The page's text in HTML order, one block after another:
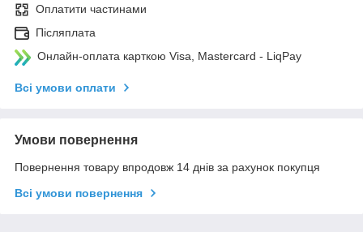
Оплатити частинами
Післяплата
Онлайн-оплата карткою Visa, Mastercard - LiqPay
Всі умови оплати
Умови повернення
Повернення товару впродовж 14 днів за рахунок покупця
Всі умови повернення